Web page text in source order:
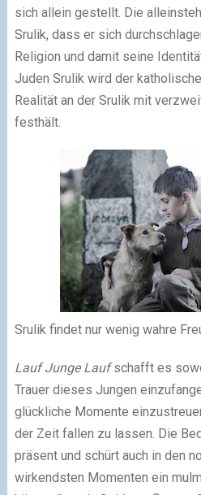
sich allein gestellt. Die
Srulik, dass er sich
Religion und damit seine
Juden Srulik wird der
Realität an der Srulik mit
festhält.
Srulik findet nur wenig wahre
Lauf Junge Laufschafft es
Trauer dieses Jungen
glückliche Momente
der Zeit fallen zu lassen. Die
präsent und schürt auch in den
wirkendsten Momenten ein